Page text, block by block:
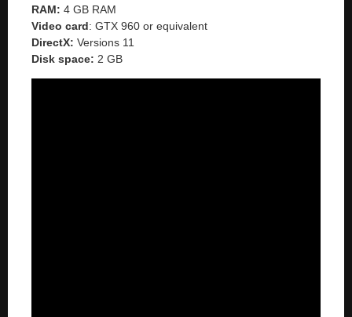
RAM: 4 GB RAM
Video card: GTX 960 or equivalent
DirectX: Versions 11
Disk space: 2 GB